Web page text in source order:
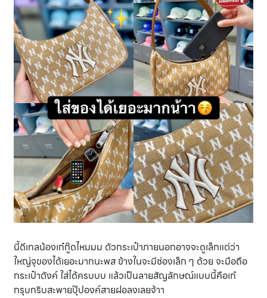
นี้ดีเทลน้องเก๋กู๊ดไหมมม ตัวกระเป๋าภายนอกอาจจะดูเล็กแต่ว่า
ใหญ่จุของได้เยอะมากนะพส ข้างในจะมีช่องเล็ก ๆ ด้วย จะมือถือ
กระเป๋าตังค์ ใส่ได้ครบบบ แล้วเป็นลายสัญลักษณ์แบบนี้คือเก๋
กรุบกริบสะพายปุ๊ปองค์สายฝอลงเลยจ้าา